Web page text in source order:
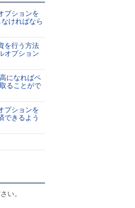
プションを
ければなら
を行う方法
オプション
になればペ
ることがで
プションを
できるよう
い。